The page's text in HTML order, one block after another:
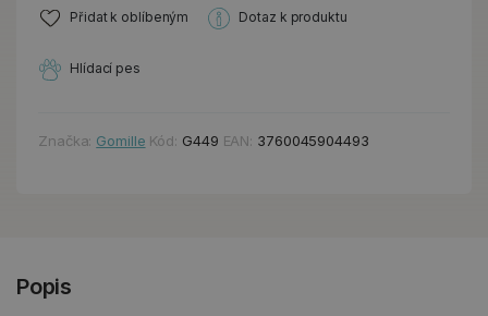
Přidat k oblíbeným Dotaz k produktu
Hlídací pes
Značka: Gomille Kód: G449 EAN: 3760045904493
Popis